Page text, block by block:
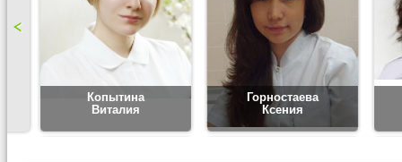
Копытина
Виталия
Горностаева
Ксения